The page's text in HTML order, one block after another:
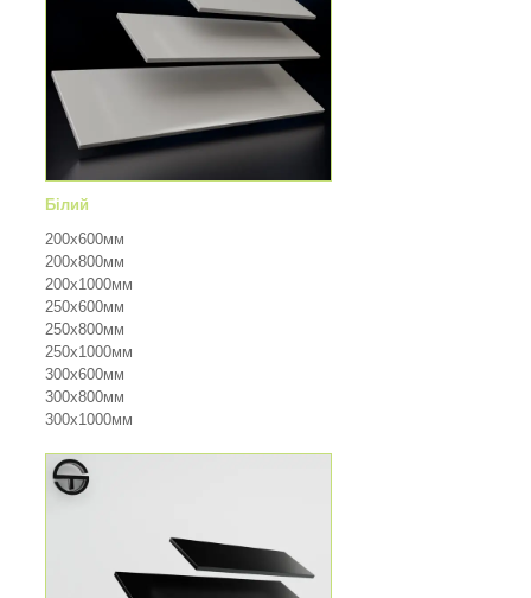
Білий
200х600мм
200х800мм
200х1000мм
250х600мм
250х800мм
250х1000мм
300х600мм
300х800мм
300х1000мм